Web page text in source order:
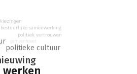
er een groef tussen coalitie en
door de mislukte poging tot
Deze ervaring vormde het
onderzoek naar de vraag in
politieke cultuur
bestuurlijke samenwerking
politiek vertrouwen
gemeentewet